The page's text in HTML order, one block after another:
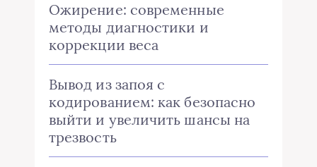
Ожирение: современные
методы диагностики и
коррекции веса
Вывод из запоя с
кодированием: как безопасно
выйти и увеличить шансы на
трезвость